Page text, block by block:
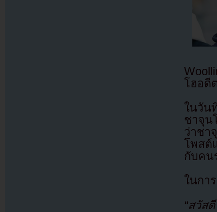
โฮอดี
ในวัน
ชาจุน
ว่าชา
โพสต์
กับคน
ในกา
“สวัส